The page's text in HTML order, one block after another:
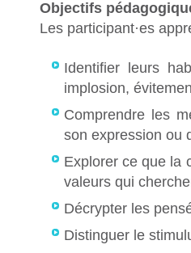
Objectifs
Les participant·es
Identifier leurs
implosion,
Comprendre les
son expression ou
Explorer ce que la
valeurs qui
Décrypter les
Distinguer le